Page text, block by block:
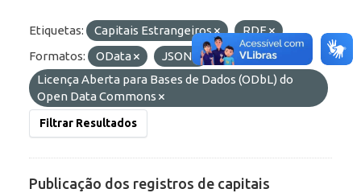
Etiquetas: Capitais Estrangeiros
RDE
Formatos:
OData JSON
Licenças:
Licença Aberta para Bases de Dados (ODbL) do
Open Data Commons
Filtrar Resultados
Publicação dos registros de capitais